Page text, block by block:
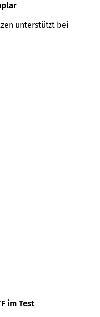
unterstützt bei
im Test